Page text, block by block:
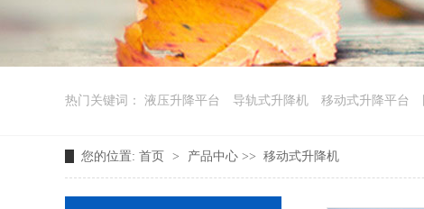
热门关键词： 液压升降平台 导轨式升降机 移动式升降平台
您的位置: 首页 > 产品中心 >> 移动式升降机